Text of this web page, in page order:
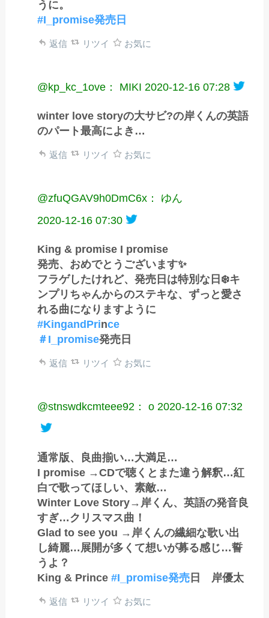
うに。
#I_promise発売日
返信 リツイ お気に
@kp_kc_1ove： MIKI 2020-12-16 07:28
winter love storyの大サビ?の岸くんの英語
のパート最高によき…
返信 リツイ お気に
@zfuQGAV9h0DmC6x： ゆん
2020-12-16 07:30
King & promise I promise
発売、おめでとうございます✨
フラゲしたけれど、発売日は特別な日❄️キ
ンプリちゃんからのステキな、ずっと愛さ
れる曲になりますように
#KingandPrince
＃I_promise発売日
返信 リツイ お気に
@stnswdkcmteee92： o 2020-12-16 07:32
通常版、良曲揃い…大満足…
I promise →CDで聴くとまた違う解釈…紅
白で歌ってほしい、素敵…
Winter Love Story→岸くん、英語の発音良
すぎ…クリスマス曲！
Glad to see you →岸くんの繊細な歌い出
し綺麗…展開が多くて想いが募る感じ…誓
うよ？
King & Prince#I_promise発売 日 岸優太
返信 リツイ お気に